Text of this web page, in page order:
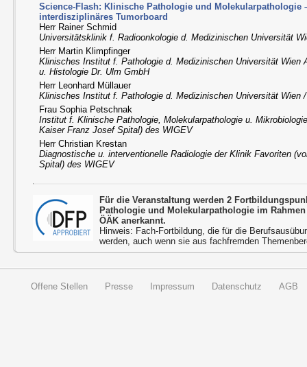
Science-Flash: Klinische Pathologie und Molekularpathologie
interdisziplinäres Tumorboard
Herr Rainer Schmid
Universitätsklinik f. Radioonkologie d. Medizinischen Universität
Herr Martin Klimpfinger
Klinisches Institut f. Pathologie d. Medizinischen Universität Wien
u. Histologie Dr. Ulm GmbH
Herr Leonhard Müllauer
Klinisches Institut f. Pathologie d. Medizinischen Universität Wien
Frau Sophia Petschnak
Institut f. Klinische Pathologie, Molekularpathologie u.
Kaiser Franz Josef Spital) des WIGEV
Herr Christian Krestan
Diagnostische u. interventionelle Radiologie der Klinik Favoriten
Spital) des WIGEV
Für die Veranstaltung werden 2
Pathologie und Molekularpathologie im
ÖÄK anerkannt.
Hinweis: Fach-Fortbildung, die für die
werden, auch wenn sie aus fachfremden
Offene Stellen Presse Impressum Datenschutz AGB